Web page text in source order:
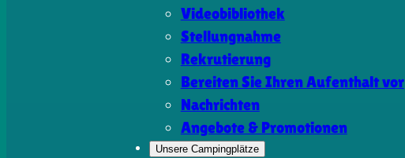
Videobibliothek
Stellungnahme
Rekrutierung
Bereiten Sie Ihren Aufenthalt vor
Nachrichten
Angebote & Promotionen
Unsere Campingplätze